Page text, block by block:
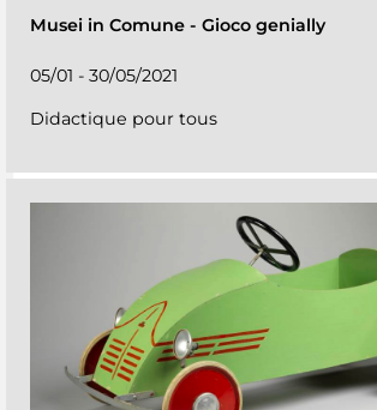
Musei in Comune - Gioco genially
05/01 - 30/05/2021
Didactique pour tous